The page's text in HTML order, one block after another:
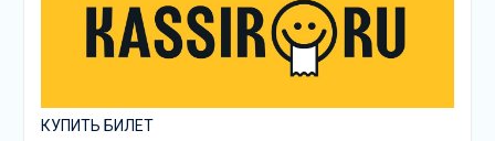
КУПИТЬ БИЛЕТ